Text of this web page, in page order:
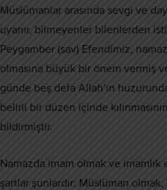
Müslümanlar arasında sevgi ve
uyanır, bilmeyenler bilenlerden
Peygamber (sav) Efendimiz,
olmasına büyük bir önem vermiş
günde beş defa Allah’ın
belirli bir düzen içinde
bildirmiştir.
Namazda imam olmak ve imamlık
şartlar şunlardır: Müslüman olmak,